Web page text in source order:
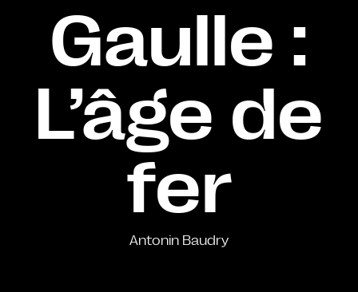
Gaulle :
L’âge de
fer
Antonin Baudry